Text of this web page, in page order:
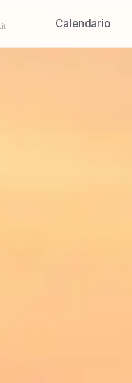
.it Calendario